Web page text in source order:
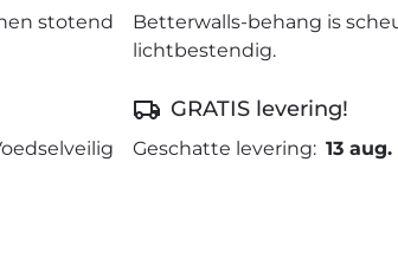
stotend
Betterwalls-behang is
lichtbestendig.
GRATIS levering!
Geschatte levering: 13 aug.